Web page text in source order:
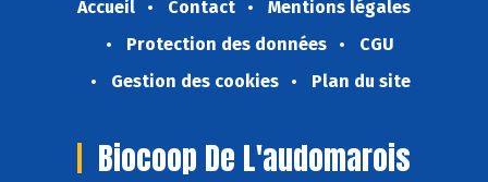
Accueil Contact
Mentions légales
Protection des données
CGU
Gestion des cookies
Plan du site
Biocoop De L'audomarois